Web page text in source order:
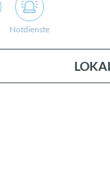
Notdienste